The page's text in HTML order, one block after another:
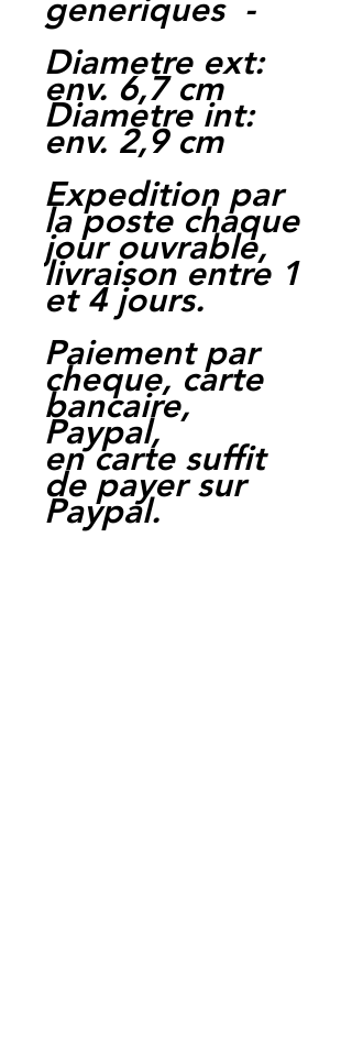
generiques -
Diametre ext:
env. 6,7 cm
Diametre int:
env. 2,9 cm
Expedition par
la poste chaque
jour ouvrable,
livraison entre 1
et 4 jours.
Paiement par
cheque, carte
bancaire,
Paypal,
en carte suffit
de payer sur
Paypal.